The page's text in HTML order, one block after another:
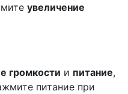
увеличение
громкости и питание,
питание при